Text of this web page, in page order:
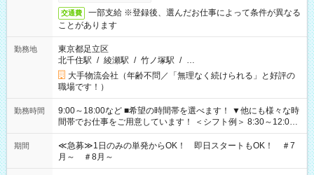
交通費
一部支給 ※登録後、選んだお仕事によって条件が異なる
ことがあります
勤務地
東京都足立区
北千住駅 / 綾瀬駅 / 竹ノ塚駅 / …
大手物流会社（年齢不問／「無理なく続けられる」と好評の
職場です！）
勤務時間
9:00～18:00など ■希望の時間帯を選べます！ ▼他にも様々な時
間帯でお仕事をご用意しています！ ＜シフト例＞ 8:30～12:00
17:00～22:00 13:00～22:00 22:00～翌6:00 など
期間
≪急募≫1日のみの単発からOK！ 即日スタートもOK！ ＃7
月～ ＃8月～